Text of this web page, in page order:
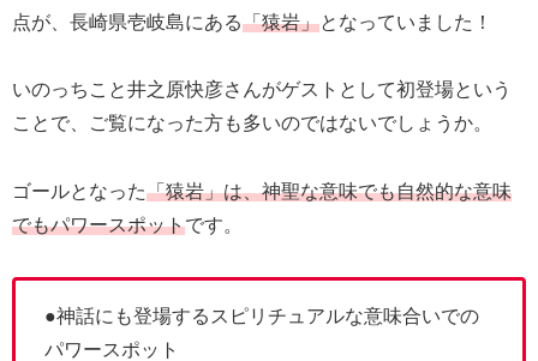
点が、長崎県壱岐島にある「猿岩」となっていました！
いのっちこと井之原快彦さんがゲストとして初登場という
ことで、ご覧になった方も多いのではないでしょうか。
ゴールとなった「猿岩」は、神聖な意味でも自然的な意味
でもパワースポットです。
●神話にも登場するスピリチュアルな意味合いでの
パワースポット